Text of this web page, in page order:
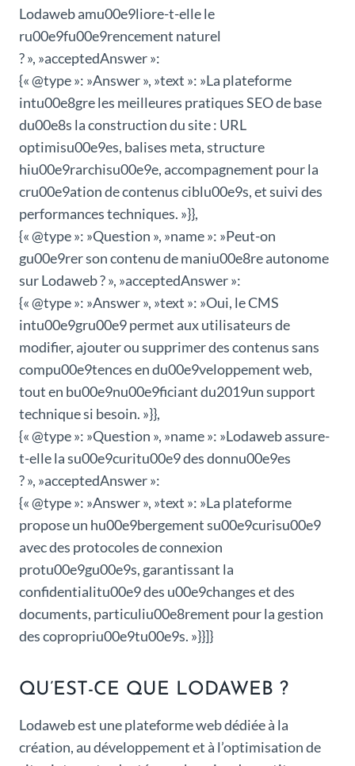
Lodaweb amu00e9liore-t-elle le
ru00e9fu00e9rencement naturel
? », »acceptedAnswer »:
{« @type »: »Answer », »text »: »La plateforme
intu00e8gre les meilleures pratiques SEO de base
du00e8s la construction du site : URL
optimisu00e9es, balises meta, structure
hiu00e9rarchisu00e9e, accompagnement pour la
cru00e9ation de contenus ciblu00e9s, et suivi des
performances techniques. »}},
{« @type »: »Question », »name »: »Peut-on
gu00e9rer son contenu de maniu00e8re autonome
sur Lodaweb ? », »acceptedAnswer »:
{« @type »: »Answer », »text »: »Oui, le CMS
intu00e9gru00e9 permet aux utilisateurs de
modifier, ajouter ou supprimer des contenus sans
compu00e9tences en du00e9veloppement web,
tout en bu00e9nu00e9ficiant du2019un support
technique si besoin. »}},
{« @type »: »Question », »name »: »Lodaweb assure-
t-elle la su00e9curitu00e9 des donnu00e9es
? », »acceptedAnswer »:
{« @type »: »Answer », »text »: »La plateforme
propose un hu00e9bergement su00e9curisu00e9
avec des protocoles de connexion
protu00e9gu00e9s, garantissant la
confidentialitu00e9 des u00e9changes et des
documents, particuliu00e8rement pour la gestion
des copropriu00e9tu00e9s. »}}]}
QU’EST-CE QUE LODAWEB ?
Lodaweb est une plateforme web dédiée à la
création, au développement et à l’optimisation de